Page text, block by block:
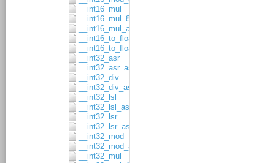
__int16_mul
__int16_mul_8x8
__int16_mul_asgn
__int16_to_float32
__int16_to_float64
__int32_asr
__int32_asr_asgn
__int32_div
__int32_div_asgn
__int32_lsl
__int32_lsl_asgn
__int32_lsr
__int32_lsr_asgn
__int32_mod
__int32_mod_asgn
__int32_mul